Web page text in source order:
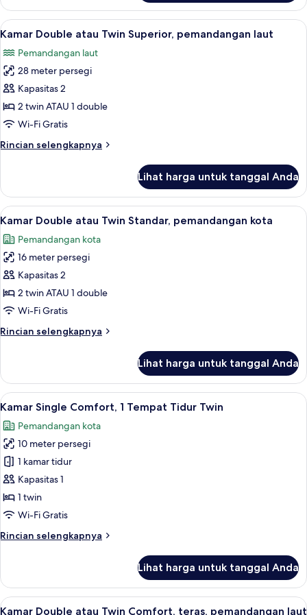
Kamar
Double
atau
pemandangan
laut
Lihat
semua
foto
untuk
Kamar
Double
atau
Superior,
Seprai antialergi, brankas, meja
7
Kamar Double atau Twin Superior, pemandangan laut
Pemandangan laut
28 meter persegi
Kapasitas 2
2 twin ATAU 1 double
Wi-Fi Gratis
Rincian selengkapnya
Rincian
Kamar
Double
atau
Superior,
pemandangan
laut
Lihat harga untuk tanggal Anda
Lihat
semua
foto
untuk
Kamar
Double
atau
Standar,
Seprai antialergi, brankas, meja
5
Kamar Double atau Twin Standar, pemandangan kota
Pemandangan kota
16 meter persegi
Kapasitas 2
2 twin ATAU 1 double
Wi-Fi Gratis
Rincian selengkapnya
Rincian
Kamar
Double
atau
Standar,
pemandangan
kota
Lihat harga untuk tanggal Anda
Lihat
semua
foto
untuk
Kamar
Single
Comfort,
1
Tidur
Seprai antialergi, brankas, meja
3
Kamar Single Comfort, 1 Tempat Tidur Twin
Pemandangan kota
10 meter persegi
1 kamar tidur
Kapasitas 1
1 twin
Wi-Fi Gratis
Rincian selengkapnya
Rincian
Kamar
Single
Comfort,
Lihat harga untuk tanggal Anda
Lihat
Seprai antialergi, brankas, meja
6
Kamar Double atau Twin Comfort, teras, pemandangan laut